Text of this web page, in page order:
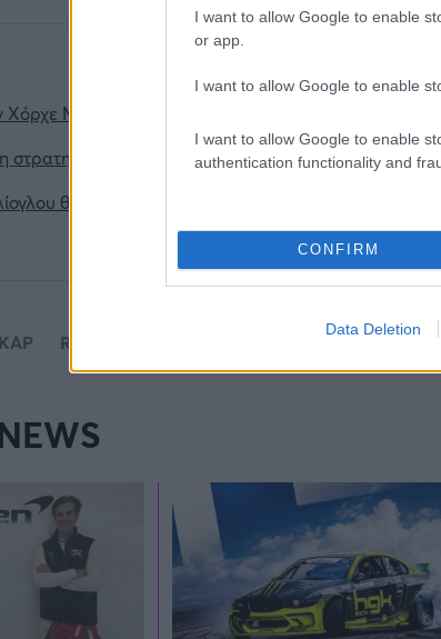
I want to allow Google to enable
or app.
I want to allow Google to enable
I want to allow Google to enable
authentication functionality and
CONFIRM
Data Deletion
Μάρτιν με ρεκόρ γύρου στο Σίλβερστοουν
της για την ηλεκτροκίνηση
θέλει να ξαναφέρει αγώνα στην Τουρκία
RALLY DAKAR ΒΑΣΙΛΗΣ ΟΡΦΑΝΟΣ